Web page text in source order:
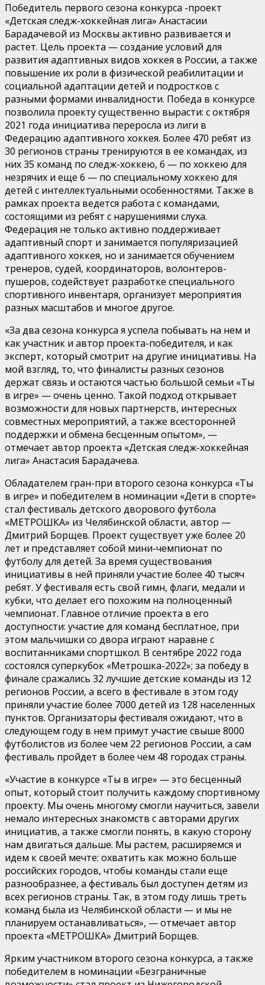
Победитель первого сезона конкурса -проект
«Детская следж-хоккейная лига» Анастасии
Барадачевой из Москвы активно развивается и
растет. Цель проекта — создание условий для
развития адаптивных видов хоккея в России, а также
повышение их роли в физической реабилитации и
социальной адаптации детей и подростков с
разными формами инвалидности. Победа в конкурсе
позволила проекту существенно вырасти: с октября
2021 года инициатива переросла из лиги в
Федерацию адаптивного хоккея. Более 470 ребят из
30 регионов страны тренируются в ее командах, из
них 35 команд по следж-хоккею, 6 — по хоккею для
незрячих и еще 6 — по специальному хоккею для
детей с интеллектуальными особенностями. Также в
рамках проекта ведется работа с командами,
состоящими из ребят с нарушениями слуха.
Федерация не только активно поддерживает
адаптивный спорт и занимается популяризацией
адаптивного хоккея, но и занимается обучением
тренеров, судей, координаторов, волонтеров-
пушеров, содействует разработке специального
спортивного инвентаря, организует мероприятия
разных масштабов и многое другое.
«За два сезона конкурса я успела побывать на нем и
как участник и автор проекта-победителя, и как
эксперт, который смотрит на другие инициативы. На
мой взгляд, то, что финалисты разных сезонов
держат связь и остаются частью большой семьи «Ты
в игре» — очень ценно. Такой подход открывает
возможности для новых партнерств, интересных
совместных мероприятий, а также всесторонней
поддержки и обмена бесценным опытом», —
отмечает автор проекта «Детская следж-хоккейная
лига» Анастасия Барадачева.
Обладателем гран-при второго сезона конкурса «Ты
в игре» и победителем в номинации «Дети в спорте»
стал фестиваль детского дворового футбола
«МЕТРОШКА» из Челябинской области, автор —
Дмитрий Борщев. Проект существует уже более 20
лет и представляет собой мини-чемпионат по
футболу для детей. За время существования
инициативы в ней приняли участие более 40 тысяч
ребят. У фестиваля есть свой гимн, флаги, медали и
кубки, что делает его похожим на полноценный
чемпионат. Главное отличие проекта в его
доступности: участие для команд бесплатное, при
этом мальчишки со двора играют наравне с
воспитанниками спортшкол. В сентябре 2022 года
состоялся суперкубок «Метрошка-2022»; за победу в
финале сражались 32 лучшие детские команды из 12
регионов России, а всего в фестивале в этом году
приняли участие более 7000 детей из 128 населенных
пунктов. Организаторы фестиваля ожидают, что в
следующем году в нем примут участие свыше 8000
футболистов из более чем 22 регионов России, а сам
фестиваль пройдет в более чем 48 городах страны.
«Участие в конкурсе «Ты в игре» — это бесценный
опыт, который стоит получить каждому спортивному
проекту. Мы очень многому смогли научиться, завели
немало интересных знакомств с авторами других
инициатив, а также смогли понять, в какую сторону
нам двигаться дальше. Мы растем, расширяемся и
идем к своей мечте: охватить как можно больше
российских городов, чтобы команды стали еще
разнообразнее, а фестиваль был доступен детям из
всех регионов страны. Так, в этом году лишь треть
команд была из Челябинской области — и мы не
планируем останавливаться», — отмечает автор
проекта «МЕТРОШКА» Дмитрий Борщев.
Ярким участником второго сезона конкурса, а также
победителем в номинации «Безграничные